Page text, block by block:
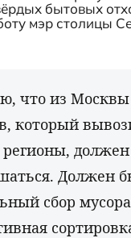
бытовых
мэр столицы
что из
который
регионы, должен
Должен
сбор